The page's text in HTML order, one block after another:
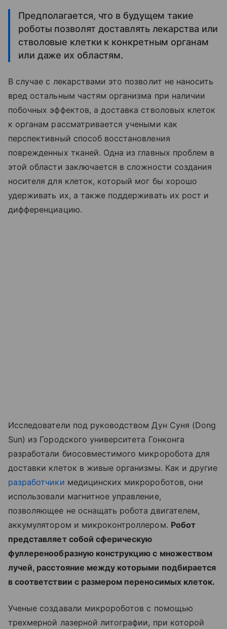
Предполагается, что в будущем такие
роботы позволят доставлять лекарства или
стволовые клетки к конкретным органам
или даже их областям.
В случае с лекарствами это позволит не наносить
вред остальным частям организма при наличии
побочных эффектов, а доставка стволовых клеток
к органам рассматривается учеными как
перспективный способ восстановления
поврежденных тканей. Одна из главных проблем в
этой области заключается в сложности создания
носителя для клеток, который мог бы хорошо
удерживать их, а также поддерживать их рост и
дифференциацию.
Исследователи под руководством Дун Суня (Dong
Sun) из Городского университета Гонконга
разработали биосовместимого микроробота для
доставки клеток в живые организмы. Как и другие
разработчики медицинских микророботов, они
использовали магнитное управление,
позволяющее не оснащать робота двигателем,
аккумулятором и микроконтроллером. Робот
представляет собой сферическую
фуллеренообразную конструкцию с множеством
лучей, расстояние между которыми подбирается
в соответствии с размером переносимых клеток.
Ученые создавали микророботов с помощью
трехмерной лазерной литографии, при которой